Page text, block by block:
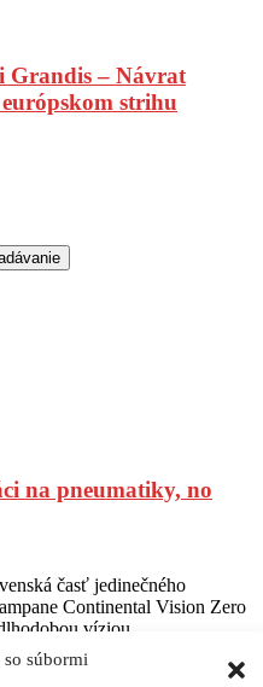
so súbormi
Grandis – Návrat
strihu
na pneumatiky, no
časť jedinečného
Continental Vision Zero
víziou...